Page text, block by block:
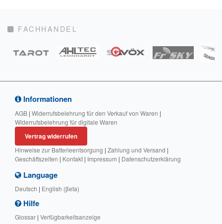
FACHHANDEL
Informationen
AGB | Widerrufsbelehrung für den Verkauf von Waren |
Widerrufsbelehrung für digitale Waren
Vertrag widerrufen
Hinweise zur Batterieentsorgung | Zahlung und Versand |
Geschäftszeiten | Kontakt | Impressum | Datenschutzerklärung
Language
Deutsch | English (βeta)
Hilfe
Glossar | Verfügbarkeitsanzeige